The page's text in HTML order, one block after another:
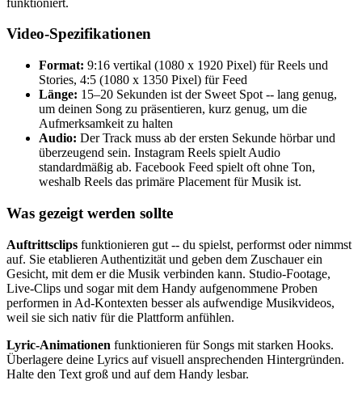
Video-Spezifikationen
Format: 9:16 vertikal (1080 x 1920 Pixel) für Reels und
Stories, 4:5 (1080 x 1350 Pixel) für Feed
Länge: 15–20 Sekunden ist der Sweet Spot -- lang genug,
um deinen Song zu präsentieren, kurz genug, um die
Aufmerksamkeit zu halten
Audio: Der Track muss ab der ersten Sekunde hörbar und
überzeugend sein. Instagram Reels spielt Audio
standardmäßig ab. Facebook Feed spielt oft ohne Ton,
weshalb Reels das primäre Placement für Musik ist.
Was gezeigt werden sollte
Auftrittsclips funktionieren gut -- du spielst, performst oder nimmst
auf. Sie etablieren Authentizität und geben dem Zuschauer ein
Gesicht, mit dem er die Musik verbinden kann. Studio-Footage,
Live-Clips und sogar mit dem Handy aufgenommene Proben
performen in Ad-Kontexten besser als aufwendige Musikvideos,
weil sie sich nativ für die Plattform anfühlen.
Lyric-Animationen funktionieren für Songs mit starken Hooks.
Überlagere deine Lyrics auf visuell ansprechenden Hintergründen.
Halte den Text groß und auf dem Handy lesbar.